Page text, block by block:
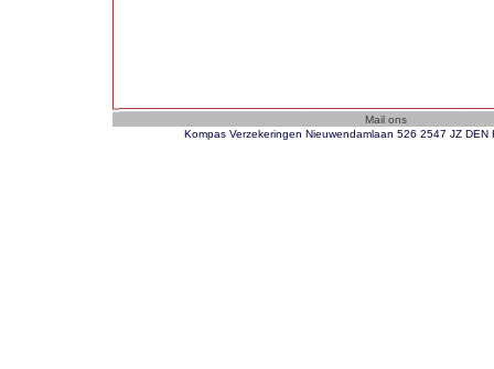
Kompas Verzekeringen Nieuwendamlaan 526 2547 JZ